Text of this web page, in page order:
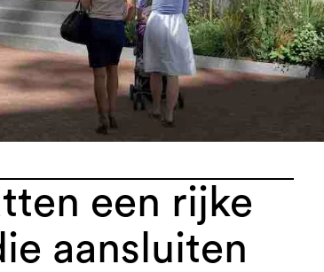
een rijke
aansluiten